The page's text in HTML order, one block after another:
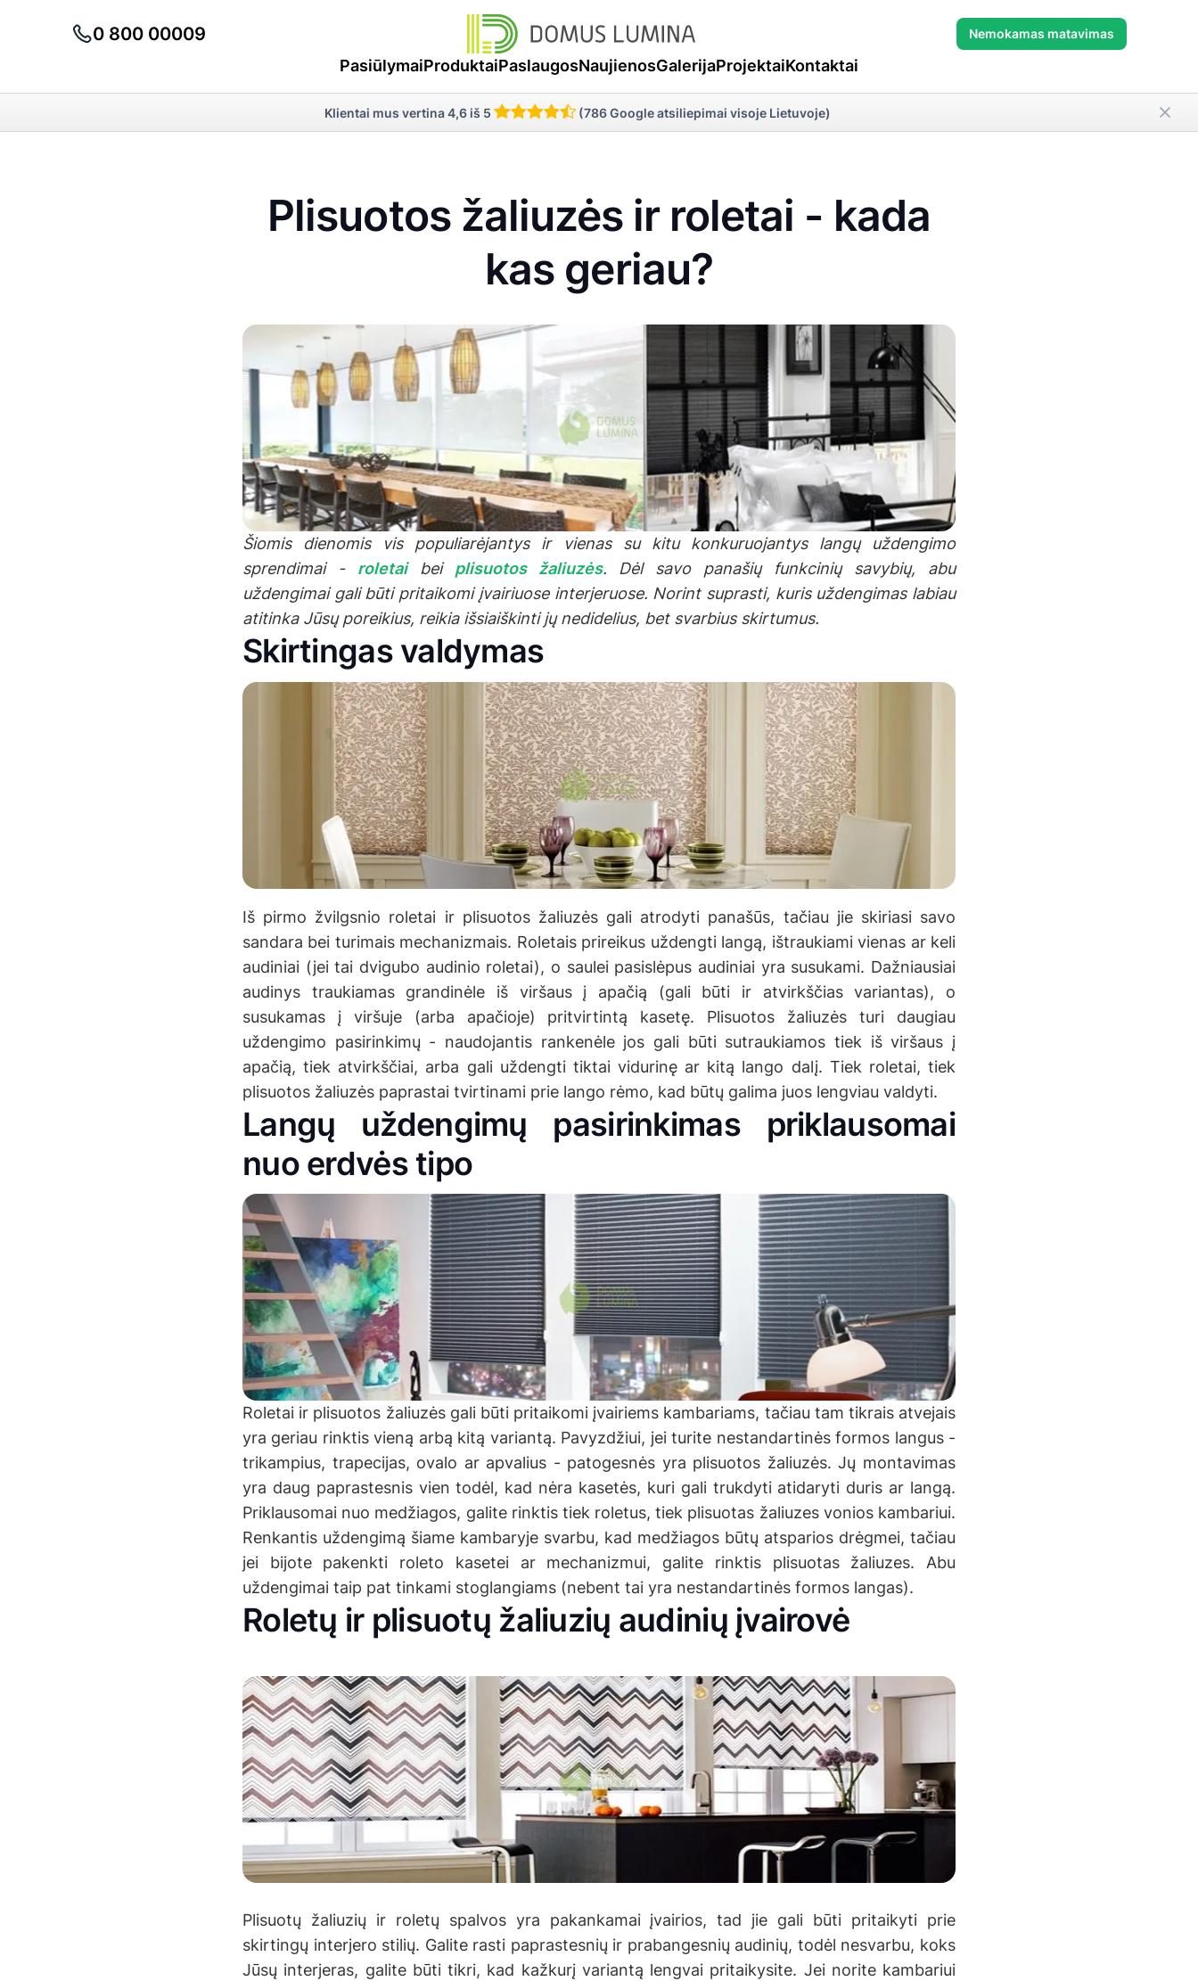
0 800 00009 Nemokamas matavimas
PasiūlymaiProduktaiPaslaugosNaujienosGalerijaProjektaiKontaktai
Klientai mus vertina 4,6 iš 5 (786 Google atsiliepimai visoje Lietuvoje)
Plisuotos žaliuzės ir roletai - kada
kas geriau?
Šiomis dienomis vis populiarėjantys ir vienas su kitu konkuruojantys langų uždengimo
sprendimai - roletaibei plisuotos žaliuzės. Dėl savo panašių funkcinių savybių, abu
uždengimai gali būti pritaikomi įvairiuose interjeruose. Norint suprasti, kuris uždengimas labiau
atitinka Jūsų poreikius, reikia išsiaiškinti jų nedidelius, bet svarbius skirtumus.
Skirtingas valdymas
Iš pirmo žvilgsnio roletai ir plisuotos žaliuzės gali atrodyti panašūs, tačiau jie skiriasi savo
sandara bei turimais mechanizmais. Roletais prireikus uždengti langą, ištraukiami vienas ar keli
audiniai (jei tai dvigubo audinio roletai), o saulei pasislėpus audiniai yra susukami. Dažniausiai
audinys traukiamas grandinėle iš viršaus į apačią (gali būti ir atvirkščias variantas), o
susukamas į viršuje (arba apačioje) pritvirtintą kasetę. Plisuotos žaliuzės turi daugiau
uždengimo pasirinkimų - naudojantis rankenėle jos gali būti sutraukiamos tiek iš viršaus į
apačią, tiek atvirkščiai, arba gali uždengti tiktai vidurinę ar kitą lango dalį. Tiek roletai, tiek
plisuotos žaliuzės paprastai tvirtinami prie lango rėmo, kad būtų galima juos lengviau valdyti.
Langų uždengimų pasirinkimas priklausomai
nuo erdvės tipo
Roletai ir plisuotos žaliuzės gali būti pritaikomi įvairiems kambariams, tačiau tam tikrais atvejais
yra geriau rinktis vieną arbą kitą variantą. Pavyzdžiui, jei turite nestandartinės formos langus -
trikampius, trapecijas, ovalo ar apvalius - patogesnės yra plisuotos žaliuzės. Jų montavimas
yra daug paprastesnis vien todėl, kad nėra kasetės, kuri gali trukdyti atidaryti duris ar langą.
Priklausomai nuo medžiagos, galite rinktis tiek roletus, tiek plisuotas žaliuzes vonios kambariui.
Renkantis uždengimą šiame kambaryje svarbu, kad medžiagos būtų atsparios drėgmei, tačiau
jei bijote pakenkti roleto kasetei ar mechanizmui, galite rinktis plisuotas žaliuzes. Abu
uždengimai taip pat tinkami stoglangiams (nebent tai yra nestandartinės formos langas).
Roletų ir plisuotų žaliuzių audinių įvairovė
Plisuotų žaliuzių ir roletų spalvos yra pakankamai įvairios, tad jie gali būti pritaikyti prie
skirtingų interjero stilių. Galite rasti paprastesnių ir prabangesnių audinių, todėl nesvarbu, koks
Jūsų interjeras, galite būti tikri, kad kažkurį variantą lengvai pritaikysite. Jei norite kambariui